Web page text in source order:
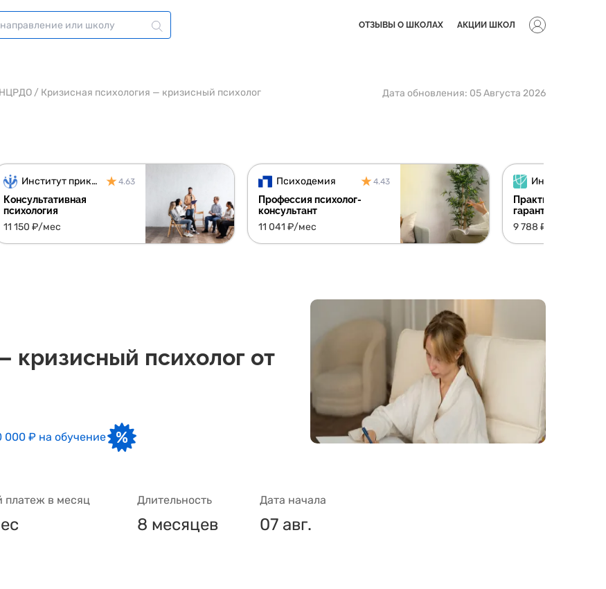
ОТЗЫВЫ О ШКОЛАХ АКЦИИ ШКОЛ
/ Кризисная психология — кризисный психолог Дата обновления: 05 Августа 2026
Институт прикладной психологии 4.63
Консультативная
психология
11 150 ₽/мес
Психодемия 4.43
Профессия психолог-
консультант
11 041 ₽/мес
Практический
гарантией первых
9 788 ₽/мес
кризисный психолог от
000 ₽ на обучение
в месяц Длительность
8 месяцев
Дата начала
07 авг.